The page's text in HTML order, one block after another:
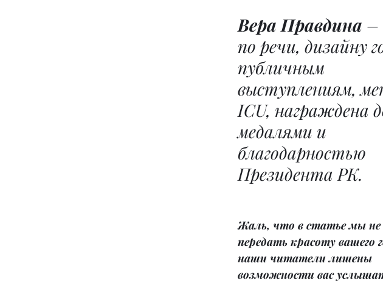
Вера Правдина –
по речи, дизайну
публичным
выступлениям,
ICU, награждена
медалями и
благодарностью
Президента РК.
Жаль, что в статье мы
передать красоту вашего
наши читатели лишены
возможности вас